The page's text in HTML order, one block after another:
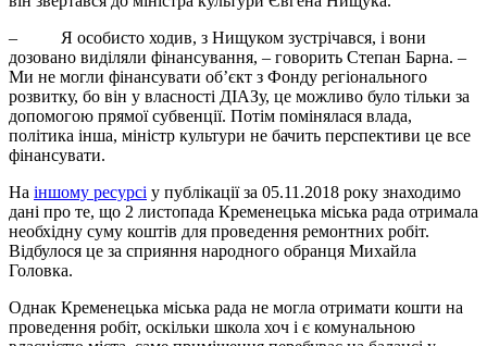
–
Я особисто ходив, з Нищуком зустрічався, і вони
дозовано виділяли фінансування, – говорить Степан Барна. –
Ми не могли фінансувати об’єкт з Фонду регіонального
розвитку, бо він у власності ДІАЗу, це можливо було тільки за
допомогою прямої субвенції. Потім помінялася влада,
політика інша, міністр культури не бачить перспективи це все
фінансувати.
На іншому ресурсі у публікації за 05.11.2018 року знаходимо
дані про те, що 2 листопада Кременецька міська рада отримала
необхідну суму коштів для проведення ремонтних робіт.
Відбулося це за сприяння народного обранця Михайла
Головка.
Однак Кременецька міська рада не могла отримати кошти на
проведення робіт, оскільки школа хоч і є комунальною